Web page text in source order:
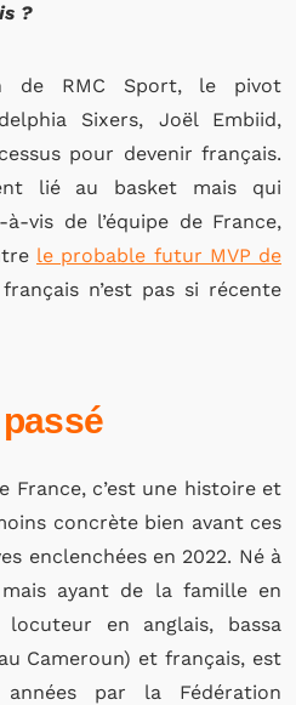
?
de RMC Sport, le pivot
Sixers, Joël Embiid,
pour devenir français.
lié au basket mais qui
vis de l’équipe de France,
le probable futur MVP de
n’est pas si récente
France, c’est une histoire et
concrète bien avant ces
enclenchées en 2022. Né à
mais ayant de la famille en
locuteur en anglais, bassa
Cameroun) et français, est
par la Fédération